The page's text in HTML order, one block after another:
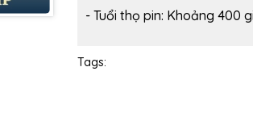
- Tuổi thọ pin: Khoảng 400
Tags: